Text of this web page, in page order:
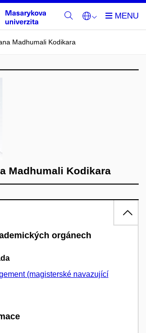
Madhumali Kodikara
Madhumali Kodikara
orgánech
(magisterské navazující